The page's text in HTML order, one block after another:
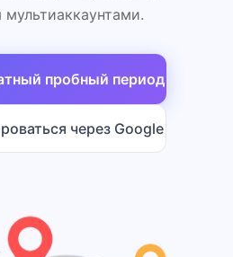
мультиаккаунтами.
пробный период
через Google